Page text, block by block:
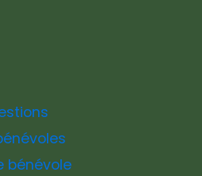
bénévole